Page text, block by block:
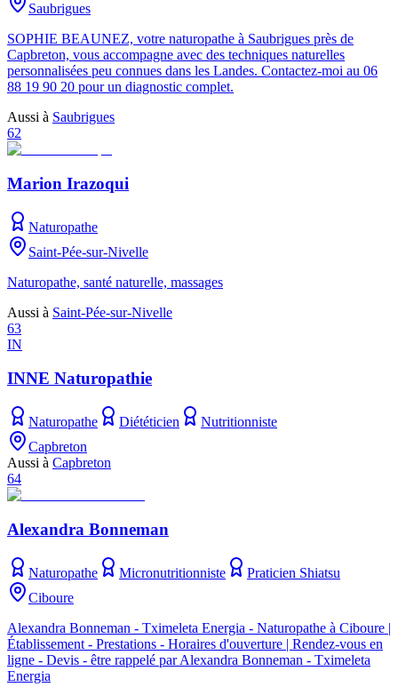
Saubrigues
SOPHIE BEAUNEZ, votre naturopathe à Saubrigues près de
Capbreton, vous accompagne avec des techniques naturelles
personnalisées peu connues dans les Landes. Contactez-moi au 06
88 19 90 20 pour un diagnostic complet.
Aussi à Saubrigues
62
Marion Irazoqui
Naturopathe
Saint-Pée-sur-Nivelle
Naturopathe, santé naturelle, massages
Aussi à Saint-Pée-sur-Nivelle
63
IN
INNE Naturopathie
Naturopathe Diététicien
Nutritionniste
Capbreton
Aussi à Capbreton
64
Alexandra Bonneman
Naturopathe Micronutritionniste
Praticien Shiatsu
Ciboure
Alexandra Bonneman - Tximeleta Energia - Naturopathe à Ciboure |
Établissement - Prestations - Horaires d'ouverture | Rendez-vous en
ligne - Devis - être rappelé par Alexandra Bonneman - Tximeleta
Energia